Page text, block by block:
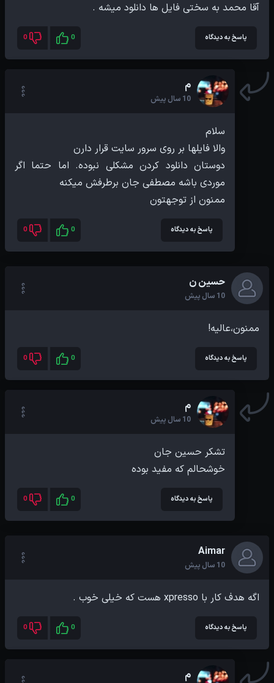
آقا محمد به سختی فایل ها دانلود میشه .
پاسخ به دیدگاه 0
0
م
10 سال پیش
دوستان دانلود کردن مشکلی نبوده. اما حتما اگر
ممنون از توجهتون
پاسخ به دیدگاه 0
0
حسین ن
10 سال پیش
ممنون،عالیه!
پاسخ به دیدگاه 0
0
م
10 سال پیش
خوشحالم که مفید بوده
پاسخ به دیدگاه 0
0
Aimar
10 سال پیش
اگه هدف کار با xpresso هست که خیلی خوب .
پاسخ به دیدگاه 0
0
م